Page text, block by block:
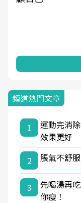
頻道熱門文章
1
運動完消
效果更好
2
脹氣不舒
3
先喝湯再
你瘦！